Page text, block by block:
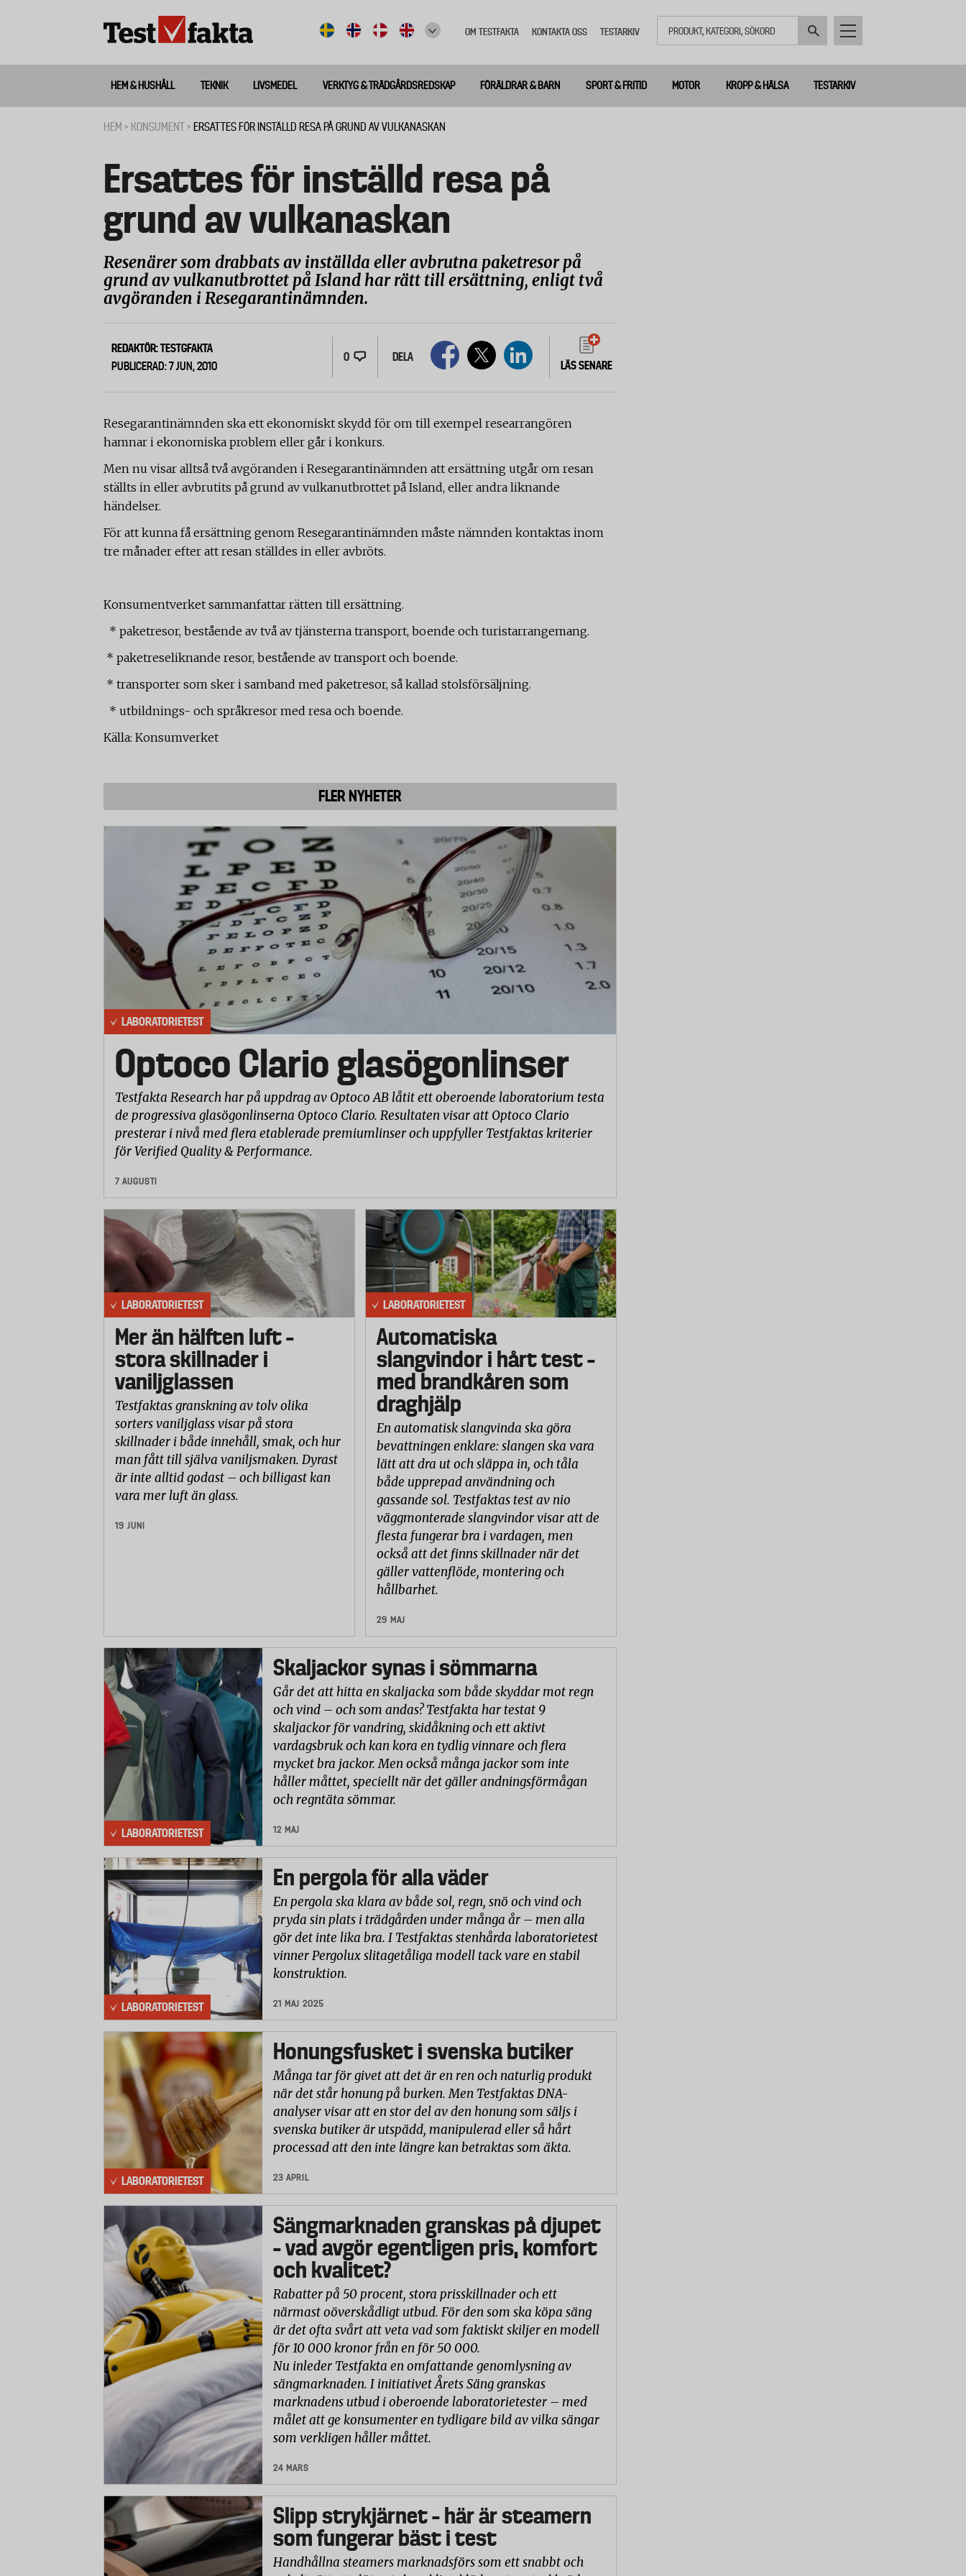
meny
OM TESTFAKTA KONTAKTA OSS TESTARKIV
Huvudmeny
ny
HEM & HUSHÅLL TEKNIK LIVSMEDEL VERKTYG & TRÄDGÅRDSREDSKAP FÖRÄLDRAR & BARN SPORT & FRITID MOTOR KROPP & HÄLSA TESTARKIV
HEM KONSUMENT ERSATTES FÖR INSTÄLLD RESA PÅ GRUND AV VULKANASKAN
Ersattes för inställd resa på
grund av vulkanaskan
Resenärer som drabbats av inställda eller avbrutna paketresor på
grund av vulkanutbrottet på Island har rätt till ersättning, enligt två
avgöranden i Resegarantinämnden.
REDAKTÖR: TESTGFAKTA
PUBLICERAD: 7 JUN, 2010
0 DELA
LÄS SENARE
Resegarantinämnden ska ett ekonomiskt skydd för om till exempel researrangören
hamnar i ekonomiska problem eller går i konkurs.
Men nu visar alltså två avgöranden i Resegarantinämnden att ersättning utgår om resan
ställts in eller avbrutits på grund av vulkanutbrottet på Island, eller andra liknande
händelser.
För att kunna få ersättning genom Resegarantinämnden måste nämnden kontaktas inom
tre månader efter att resan ställdes in eller avbröts.
Konsumentverket sammanfattar rätten till ersättning.
* paketresor, bestående av två av tjänsterna transport, boende och turistarrangemang.
* paketreseliknande resor, bestående av transport och boende.
* transporter som sker i samband med paketresor, så kallad stolsförsäljning.
* utbildnings- och språkresor med resa och boende.
Källa: Konsumverket
FLER NYHETER
LABORATORIETEST
Optoco Clario glasögonlinser
Testfakta Research har på uppdrag av Optoco AB låtit ett oberoende laboratorium testa
de progressiva glasögonlinserna Optoco Clario. Resultaten visar att Optoco Clario
presterar i nivå med flera etablerade premiumlinser och uppfyller Testfaktas kriterier
för Verified Quality & Performance.
7 AUGUSTI
LABORATORIETEST
Mer än hälften luft –
stora skillnader i
vaniljglassen
Testfaktas granskning av tolv olika
sorters vaniljglass visar på stora
skillnader i både innehåll, smak, och hur
man fått till själva vaniljsmaken. Dyrast
är inte alltid godast – och billigast kan
vara mer luft än glass.
19 JUNI
LABORATORIETEST
Automatiska
slangvindor i hårt test –
med brandkåren som
draghjälp
En automatisk slangvinda ska göra
bevattningen enklare: slangen ska vara
lätt att dra ut och släppa in, och tåla
både upprepad användning och
gassande sol. Testfaktas test av nio
väggmonterade slangvindor visar att de
flesta fungerar bra i vardagen, men
också att det finns skillnader när det
gäller vattenflöde, montering och
hållbarhet.
29 MAJ
LABORATORIETEST
Skaljackor synas i sömmarna
Går det att hitta en skaljacka som både skyddar mot regn
och vind – och som andas? Testfakta har testat 9
skaljackor för vandring, skidåkning och ett aktivt
vardagsbruk och kan kora en tydlig vinnare och flera
mycket bra jackor. Men också många jackor som inte
håller måttet, speciellt när det gäller andningsförmågan
och regntäta sömmar.
12 MAJ
LABORATORIETEST
En pergola för alla väder
En pergola ska klara av både sol, regn, snö och vind och
pryda sin plats i trädgården under många år – men alla
gör det inte lika bra. I Testfaktas stenhårda laboratorietest
vinner Pergolux slitagetåliga modell tack vare en stabil
konstruktion.
21 MAJ 2025
LABORATORIETEST
Honungsfusket i svenska butiker
Många tar för givet att det är en ren och naturlig produkt
när det står honung på burken. Men Testfaktas DNA-
analyser visar att en stor del av den honung som säljs i
svenska butiker är utspädd, manipulerad eller så hårt
processad att den inte längre kan betraktas som äkta.
23 APRIL
Sängmarknaden granskas på djupet
– vad avgör egentligen pris, komfort
och kvalitet?
Rabatter på 50 procent, stora prisskillnader och ett
närmast oöverskådligt utbud. För den som ska köpa säng
är det ofta svårt att veta vad som faktiskt skiljer en modell
för 10 000 kronor från en för 50 000.
Nu inleder Testfakta en omfattande genomlysning av
sängmarknaden. I initiativet Årets Säng granskas
marknadens utbud i oberoende laboratorietester – med
målet att ge konsumenter en tydligare bild av vilka sängar
som verkligen håller måttet.
24 MARS
Slipp strykjärnet – här är steamern
som fungerar bäst i test
Handhållna steamers marknadsförs som ett snabbt och